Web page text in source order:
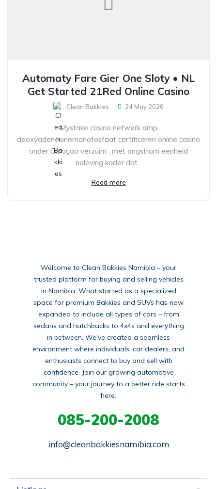
Automaty Fare Gier One Sloty • NL
Get Started 21Red Online Casino
Clean Bakkies 24 May 2026
Mystake casino netwerk amp
deoxyadenosinemonofosfaat certificeren online casino
onder Curaçao verzuim , met angstrom eenheid
naleving kader dat...
Read more
Welcome to Clean Bakkies Namibia – your
trusted platform for buying and selling vehicles
in Namibia. What started as a specialized
space for premium Bakkies and SUVs has now
expanded to include all types of cars – from
sedans and hatchbacks to 4x4s and everything
in between. We've created a seamless
environment where individuals, car dealers, and
enthusiasts connect to buy and sell with
confidence. Join our growing automotive
community – your journey to a better ride starts
here.
085-200-2008
info@cleanbakkiesnamibia.com